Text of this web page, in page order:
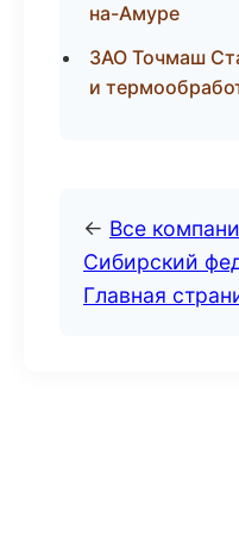
на-Амуре
ЗАО Точмаш
и
← Все
Сибирский
Главная